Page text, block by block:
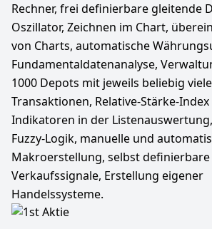
Rechner, frei definierbare gleitende
Oszillator, Zeichnen im Chart,
von Charts, automatische
Fundamentaldatenanalyse,
1000 Depots mit jeweils beliebig
Transaktionen, Relative-Stärke-
Indikatoren in der
Fuzzy-Logik, manuelle und
Makroerstellung, selbst definierbare
Verkaufssignale, Erstellung eigener
Handelssysteme.